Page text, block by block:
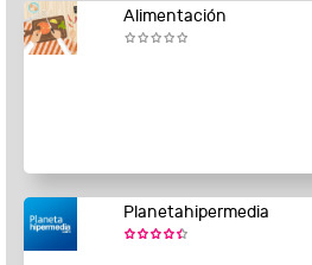
Alimentación
Planetahipermedia